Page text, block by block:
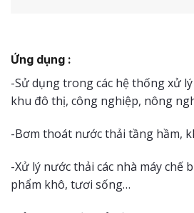
Ứng dụng :
-Sử dụng trong các hệ thống xử
khu đô thị, công nghiệp, nông
-Bơm thoát nước thải tầng hầm,
-Xử lý nước thải các nhà máy chế
phẩm khô, tươi sống…